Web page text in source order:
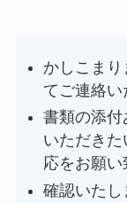
かしこま
てご連絡い
書類の添付
いただき
応をお願い
確認いた